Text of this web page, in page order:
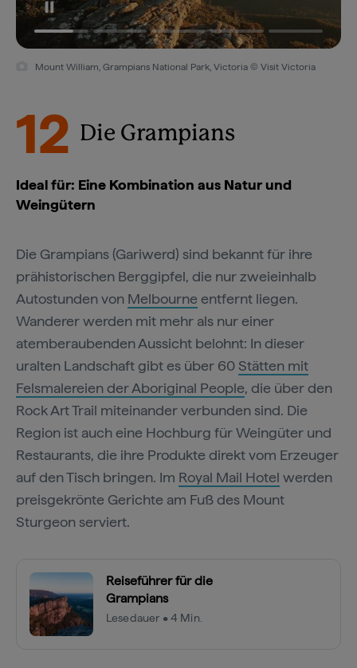
Mount William, Grampians National Park, Victoria © Visit Victoria
12 Die Grampians
Ideal für: Eine Kombination aus Natur und
Weingütern
Die Grampians (Gariwerd) sind bekannt für ihre
prähistorischen Berggipfel, die nur zweieinhalb
Autostunden von Melbourne entfernt liegen.
Wanderer werden mit mehr als nur einer
atemberaubenden Aussicht belohnt: In dieser
uralten Landschaft gibt es über 60Stätten mit
Felsmalereien der Aboriginal People, die über den
Rock Art Trail miteinander verbunden sind. Die
Region ist auch eine Hochburg für Weingüter und
Restaurants, die ihre Produkte direkt vom Erzeuger
auf den Tisch bringen. Im Royal Mail Hotel werden
preisgekrönte Gerichte am Fuß des Mount
Sturgeon serviert.
Reiseführer für die
Grampians
Lesedauer • 4 Min.